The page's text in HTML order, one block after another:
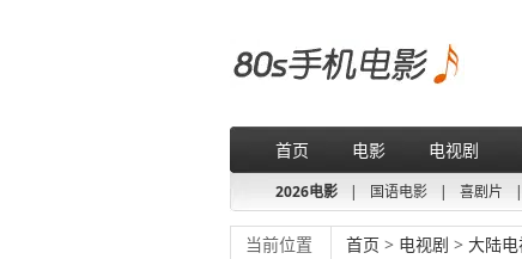
首页 电影 电视剧
2026电影 | 国语电影 | 喜剧片 |
当前位置 首页 > 电视剧 > 大陆电